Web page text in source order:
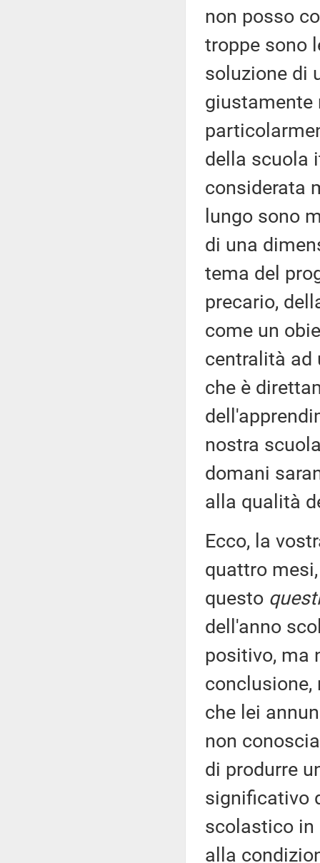
non posso
troppe sono
soluzione di
giustamente
della scuola
considerata
lungo sono
di una
tema del
precario,
come un
centralità ad
che è
nostra
domani
alla qualità
Ecco, la
quattro
questo
dell'anno
positivo, ma
conclusione,
che lei
non
di produrre
significativo
scolastico in
alla